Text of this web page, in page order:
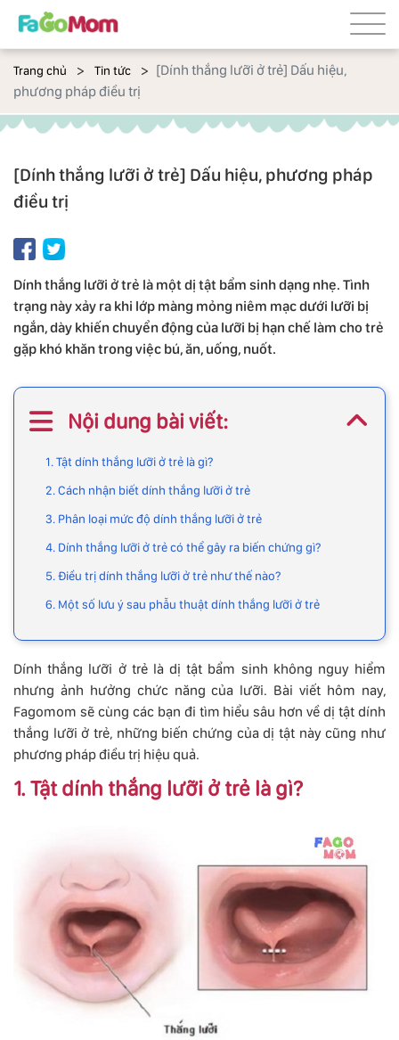
Trang chủ Tin tức
[Dính thắng lưỡi ở trẻ] Dấu hiệu,
phương pháp điều trị
[Dính thắng lưỡi ở trẻ] Dấu hiệu, phương pháp
điều trị
Dính thắng lưỡi ở trẻ là một dị tật bẩm sinh dạng nhẹ. Tình
trạng này xảy ra khi lớp màng mỏng niêm mạc dưới lưỡi bị
ngắn, dày khiến chuyển động của lưỡi bị hạn chế làm cho trẻ
gặp khó khăn trong việc bú, ăn, uống, nuốt.
Nội dung bài viết:
1. Tật dính thắng lưỡi ở trẻ là gì?
2. Cách nhận biết dính thắng lưỡi ở trẻ
3. Phân loại mức độ dính thắng lưỡi ở trẻ
4. Dính thắng lưỡi ở trẻ có thể gây ra biến chứng gì?
5. Điều trị dính thắng lưỡi ở trẻ như thế nào?
6. Một số lưu ý sau phẫu thuật dính thắng lưỡi ở trẻ
Dính thắng lưỡi ở trẻ là dị tật bẩm sinh không nguy hiểm
nhưng ảnh hưởng chức năng của lưỡi. Bài viết hôm nay,
Fagomom sẽ cùng các bạn đi tìm hiểu sâu hơn về dị tật dính
thắng lưỡi ở trẻ, những biến chứng của dị tật này cũng như
phương pháp điều trị hiệu quả.
1. Tật dính thắng lưỡi ở trẻ là gì?